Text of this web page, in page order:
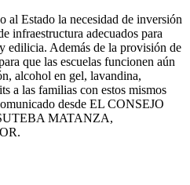
al Estado la necesidad de inversión
infraestructura adecuados para
edilicia. Además de la provisión de
que las escuelas funcionen aún
alcohol en gel, lavandina,
a las familias con estos mismos
desde EL CONSEJO
MATANZA,